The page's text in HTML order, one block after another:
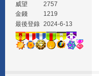
威望
2757
金錢
1219
最後登錄 2024-6-13